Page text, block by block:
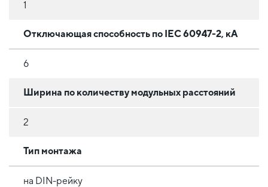
1
Отключающая способность по IEC 60947-2, кА
6
Ширина по количеству модульных расстояний
2
Тип монтажа
на DIN-рейку